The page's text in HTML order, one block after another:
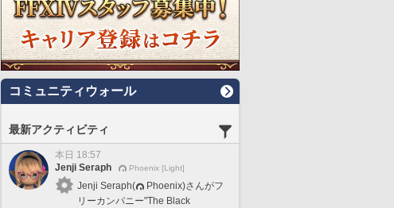
コミュニティウォール
最新アクティビティ
本日 18:57
Jenji Seraph
Phoenix [Light]
Jenji Seraph(
Phoenix)さんがフ
リーカンパニー"The Black